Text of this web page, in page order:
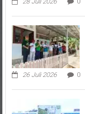
26 Juli 2026 0